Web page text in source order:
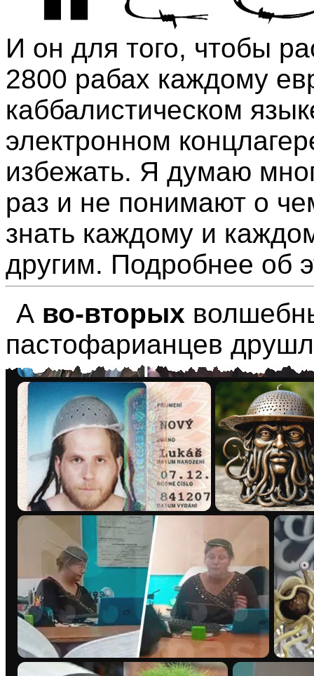
И он для того, чтобы
2800 рабах каждому
каббалистическом
электронном
избежать. Я думаю
раз и не понимают о
знать каждому и
другим. Подробнее об
А во-вторых
пастофарианцев